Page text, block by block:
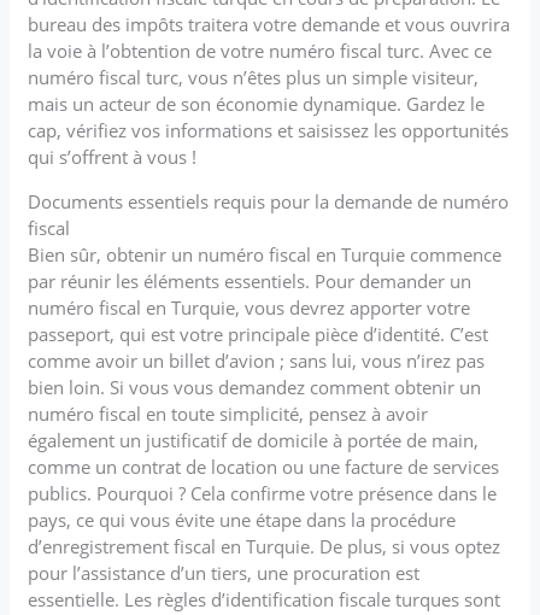
bureau des impôts traitera votre demande et vous ouvrira
la voie à l’obtention de votre numéro fiscal turc. Avec ce
numéro fiscal turc, vous n’êtes plus un simple visiteur,
mais un acteur de son économie dynamique. Gardez le
cap, vérifiez vos informations et saisissez les opportunités
qui s’offrent à vous !
Documents essentiels requis pour la demande de numéro
fiscal
Bien sûr, obtenir un numéro fiscal en Turquie commence
par réunir les éléments essentiels. Pour demander un
numéro fiscal en Turquie, vous devrez apporter votre
passeport, qui est votre principale pièce d’identité. C’est
comme avoir un billet d’avion ; sans lui, vous n’irez pas
bien loin. Si vous vous demandez comment obtenir un
numéro fiscal en toute simplicité, pensez à avoir
également un justificatif de domicile à portée de main,
comme un contrat de location ou une facture de services
publics. Pourquoi ? Cela confirme votre présence dans le
pays, ce qui vous évite une étape dans la procédure
d’enregistrement fiscal en Turquie. De plus, si vous optez
pour l’assistance d’un tiers, une procuration est
essentielle. Les règles d’identification fiscale turques sont